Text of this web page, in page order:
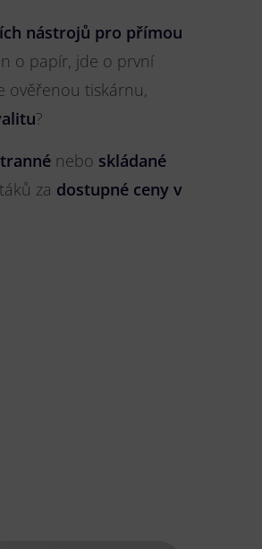
nástrojů pro přímou
o papír, jde o první
ověřenou tiskárnu,
?
nebo skládané
za dostupné ceny v